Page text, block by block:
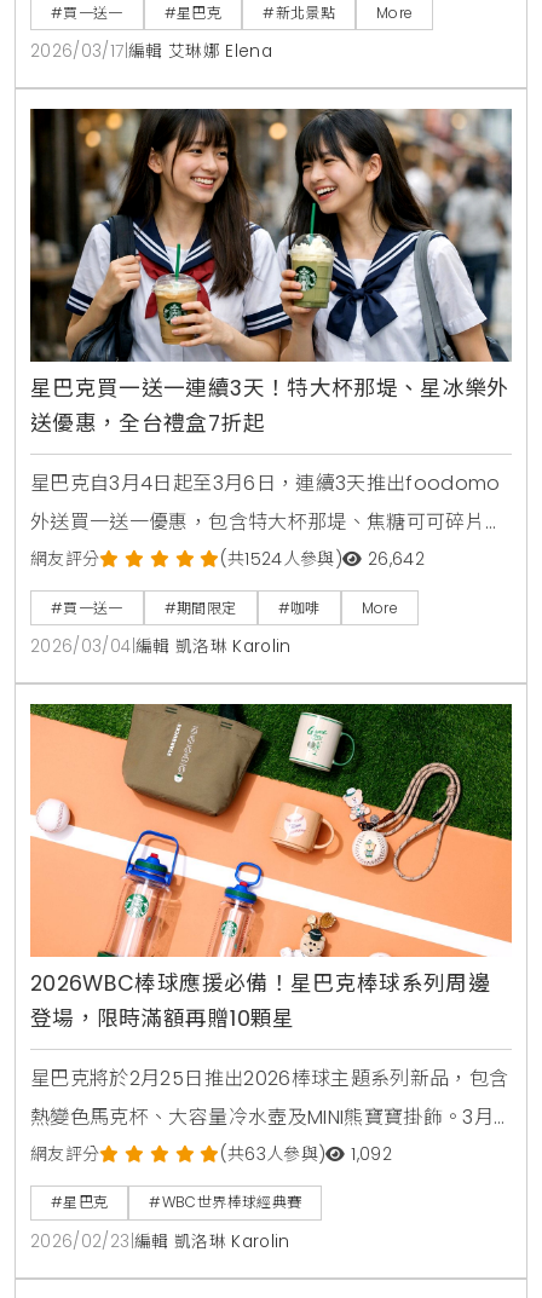
卡與限量滿額禮回饋活動。
#買一送一 #星巴克 #新北景點 More
2026/03/17 編輯 艾琳娜 Elena
星巴克買一送一連續3天！特大杯那堤、星冰樂外
送優惠，全台禮盒7折起
星巴克自3月4日起至3月6日，連續3天推出foodomo
外送買一送一優惠，包含特大杯那堤、焦糖可可碎片星
冰樂等指定品項。全台門市同步祭出指定禮盒7折活
動，多款熱銷餅乾與點心罐限時下殺，讓您在雨天也能
輕鬆享受咖啡時光。
網友評分 (共1524人參與) 26,642
#買一送一 #期間限定 #咖啡 More
2026/03/04 編輯 凱洛琳 Karolin
2026WBC棒球應援必備！星巴克棒球系列周邊
登場，限時滿額再贈10顆星
星巴克將於2月25日推出2026棒球主題系列新品，包含
熱變色馬克杯、大容量冷水壺及MINI熊寶寶掛飾。3月7
日起更舉辦星禮程會員限定活動，購買指定新品滿額即
贈10顆星，讓熱血應援的同時享有更多回饋。
網友評分 (共63人參與) 1,092
#星巴克 #WBC世界棒球經典賽
2026/02/23 編輯 凱洛琳 Karolin